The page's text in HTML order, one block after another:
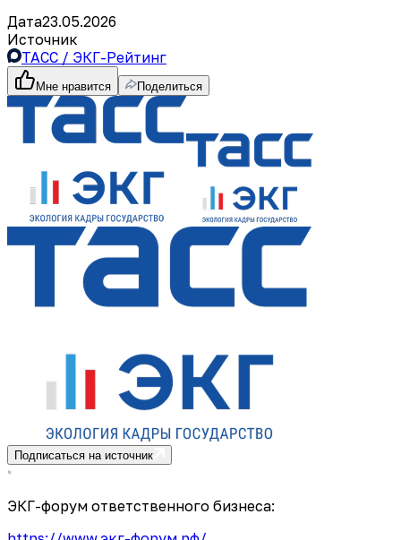
Дата23.05.2026
Источник
ТАСС / ЭКГ-Рейтинг
Мне нравится Поделиться
Подписаться на источник
ЭКГ-форум ответственного бизнеса: